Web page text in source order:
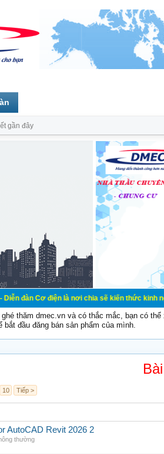
điện là nơi chia sẽ kiến thức kinh nghiệm
ghé thăm dmec.vn và có thắc mắc, bạn có
bắt đầu đăng bán sản phẩm của mình.
10 Tiếp >
AutoCAD Revit 2026 2
thường
gần đây